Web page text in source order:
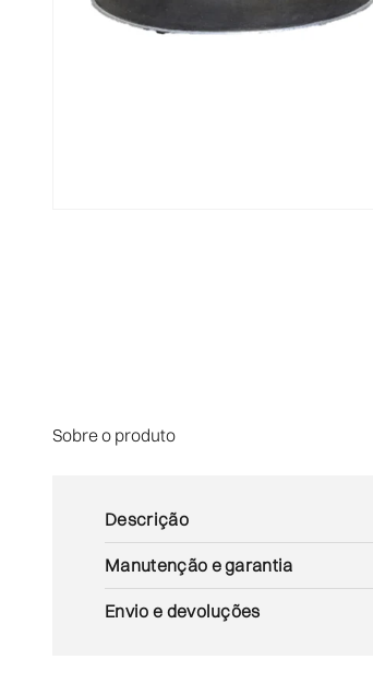
Sobre o produto
Descrição
Manutenção e garantia
Envio e devoluções